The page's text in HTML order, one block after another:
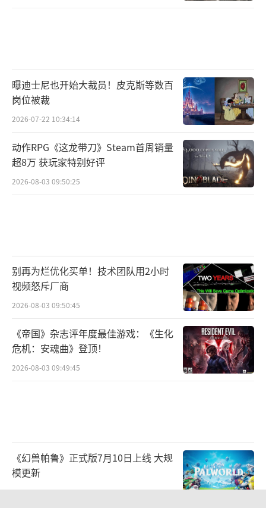
曝迪士尼也开始大裁员！皮克斯等数百
岗位被裁
2026-07-22 10:34:14
动作RPG《这龙带刀》Steam首周销量
超8万 获玩家特别好评
2026-08-03 09:50:25
别再为烂优化买单！技术团队用2小时
视频怒斥厂商
2026-08-03 09:50:45
《帝国》杂志评年度最佳游戏：《生化
危机：安魂曲》登顶！
2026-08-03 09:49:45
《幻兽帕鲁》正式版7月10日上线 大规
模更新
2026-07-07 09:51:23